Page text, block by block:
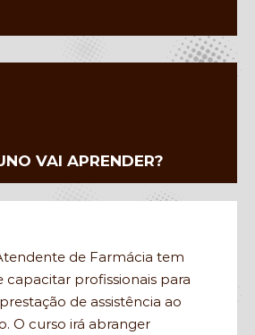
VAI APRENDER?
de Farmácia tem
capacitar profissionais para
de assistência ao
O curso irá abranger